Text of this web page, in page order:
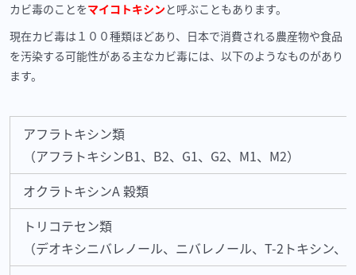
カビ毒のことをマイコトキシン と呼ぶこともあります。
現在カビ毒は１００種類ほどあり、日本で消費される農産物や食品
を汚染する可能性がある主なカビ毒には、以下のようなものがあり
ます。
アフラトキシン類
（アフラトキシンB1、B2、G1、G2、M1、M2）
オクラトキシンA 穀類
トリコテセン類
（デオキシニバレノール、ニバレノール、T-2トキシン、